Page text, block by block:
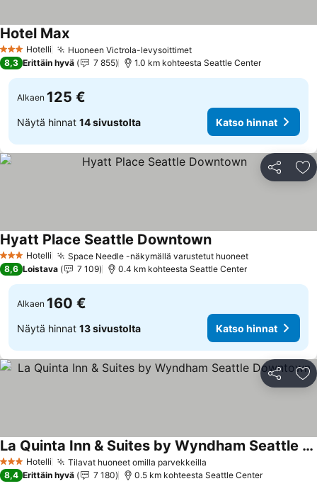
3 Tähtiluokitus
Hotelli Huoneen Victrola-levysoittimet
Hotel Max
8,3 Erittäin hyvä 7 855 1.0 km kohteesta Seattle Center
Alkaen 125 €
Näytä hinnat 14 sivustolta Katso hinnat
Jaa
3 Tähtiluokitus
Hotelli Space Needle -näkymällä varustetut huoneet
Hyatt Place Seattle Downtown
8,6 Loistava 7 109 0.4 km kohteesta Seattle Center
Alkaen 160 €
Näytä hinnat 13 sivustolta Katso hinnat
Jaa
3 Tähtiluokitus
Hotelli Tilavat huoneet omilla parvekkeilla
La Quinta Inn & Suites by Wyndham Seattle Downtown
8,4 Erittäin hyvä 7 180 0.5 km kohteesta Seattle Center